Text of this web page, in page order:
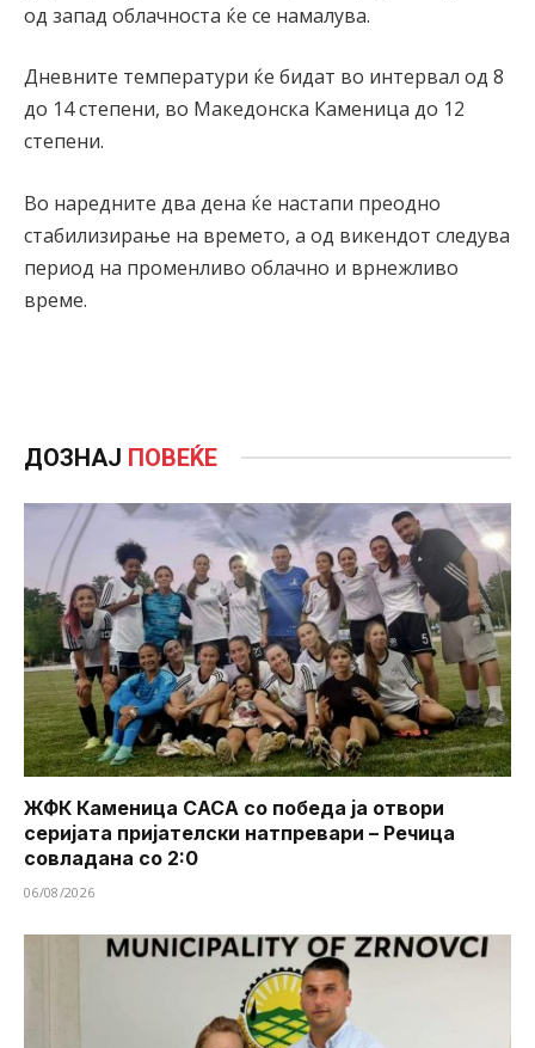
од запад облачноста ќе се намалува.
Дневните температури ќе бидат во интервал од 8
до 14 степени, во Македонска Каменица до 12
степени.
Во наредните два дена ќе настапи преодно
стабилизирање на времето, а од викендот следува
период на променливо облачно и врнежливо
време.
ДОЗНАЈ ПОВЕЌЕ
ЖФК Каменица САСА со победа ја отвори
серијата пријателски натпревари – Речица
совладана со 2:0
06/08/2026